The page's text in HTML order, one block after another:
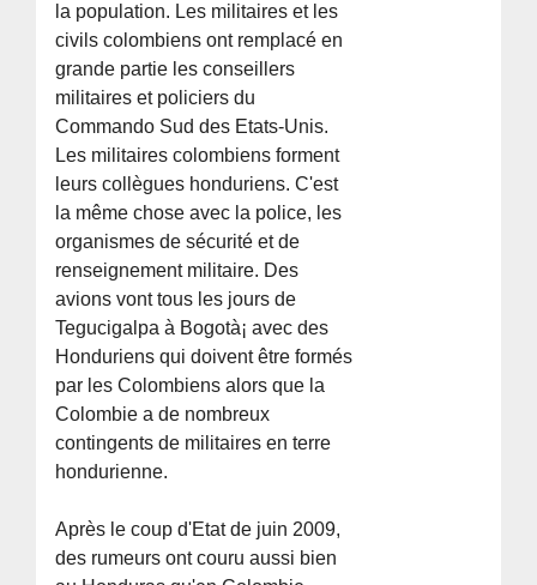
la population. Les militaires et les
civils colombiens ont remplacé en
grande partie les conseillers
militaires et policiers du
Commando Sud des Etats-Unis.
Les militaires colombiens forment
leurs collègues honduriens. C'est
la même chose avec la police, les
organismes de sécurité et de
renseignement militaire. Des
avions vont tous les jours de
Tegucigalpa à Bogotà¡ avec des
Honduriens qui doivent être formés
par les Colombiens alors que la
Colombie a de nombreux
contingents de militaires en terre
hondurienne.
Après le coup d'Etat de juin 2009,
des rumeurs ont couru aussi bien